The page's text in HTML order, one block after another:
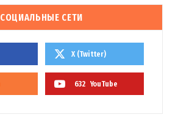
СОЦИАЛЬНЫЕ СЕТИ
X (Twitter)
632 YouTube